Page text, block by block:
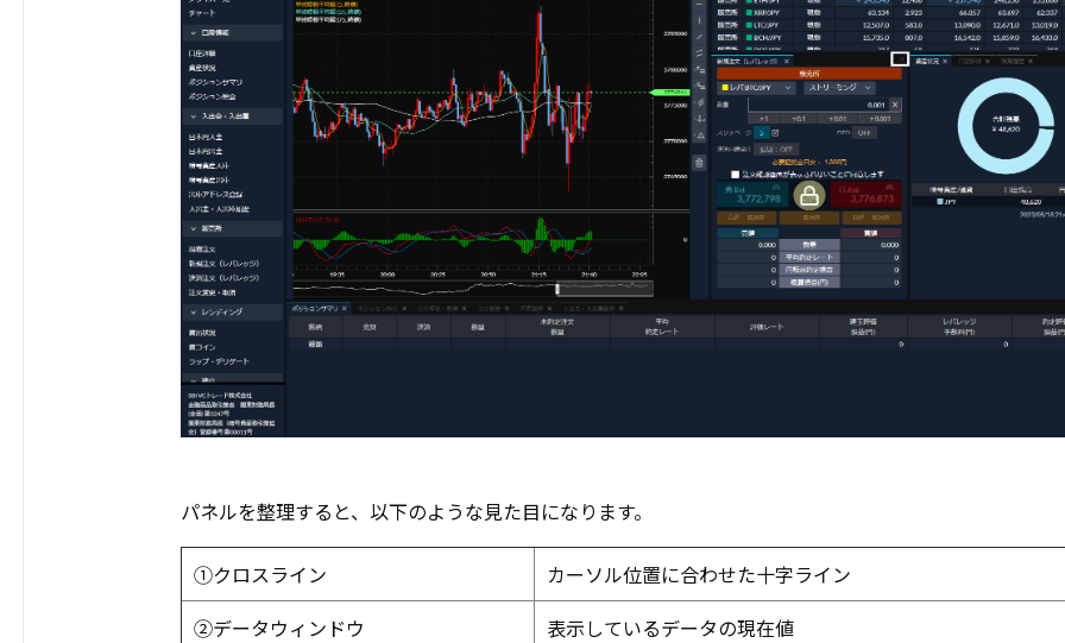
パネルを整理すると、以下のような見た目になります。
①クロスライン
カーソル位置に合わせた十字ライン
②データウィンドウ
表示しているデータの現在値